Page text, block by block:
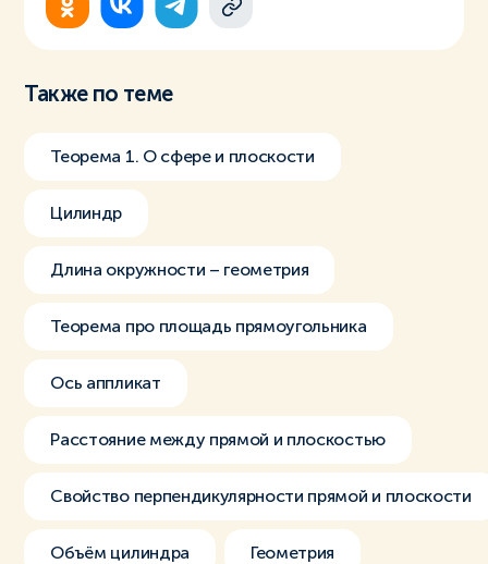
Также по теме
Теорема 1. О сфере и плоскости
Цилиндр
Длина окружности – геометрия
Теорема про площадь прямоугольника
Ось аппликат
Расстояние между прямой и плоскостью
Свойство перпендикулярности прямой и плоскости
Объём цилиндра Геометрия